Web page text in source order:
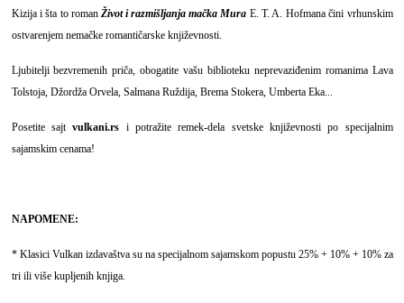
Kizija i šta to romanŽivot i razmišljanja mačka Mura E. T. A. Hofmana čini vrhunskim
ostvarenjem nemačke romantičarske književnosti.
Ljubitelji bezvremenih priča, obogatite vašu biblioteku neprevaziđenim romanima Lava
Tolstoja, Džordža Orvela, Salmana Ruždija, Brema Stokera, Umberta Eka...
Posetite sajtvulkani.rs i potražite remek-dela svetske književnosti po specijalnim
sajamskim cenama!
NAPOMENE:
* Klasici Vulkan izdavaštva su na specijalnom sajamskom popustu 25% + 10% + 10% za
tri ili više kupljenih knjiga.